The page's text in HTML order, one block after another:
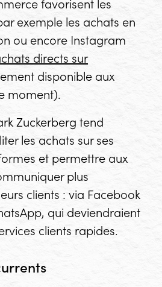
exemple les achats en
ou encore Instagram
directs sur
disponible aux
moment).
Zuckerberg tend
les achats sur ses
et permettre aux
plus
clients : via Facebook
qui deviendraient
clients rapides.